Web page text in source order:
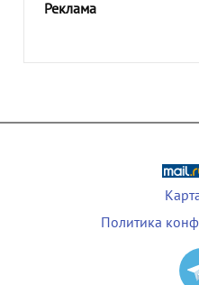
Реклама
Политика